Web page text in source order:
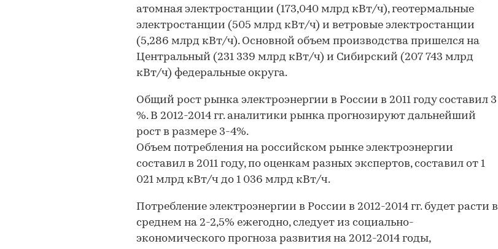
атомная электростанции (173,040 млрд кВт/ч), геотермальные
электростанции (505 млрд кВт/ч) и ветровые электростанции
(5,286 млрд кВт/ч). Основной объем производства пришелся на
Центральный (231 339 млрд кВт/ч) и Сибирский (207 743 млрд
кВт/ч) федеральные округа.
Общий рост рынка электроэнергии в России в 2011 году составил 3
%. В 2012-2014 гг. аналитики рынка прогнозируют дальнейший
рост в размере 3-4%.
Объем потребления на российском рынке электроэнергии
составил в 2011 году, по оценкам разных экспертов, составил от 1
021 млрд кВт/ч до 1 036 млрд кВт/ч.
Потребление электроэнергии в России в 2012-2014 гг. будет расти в
среднем на 2-2,5% ежегодно, следует из социально-
экономического прогноза развития на 2012-2014 годы,